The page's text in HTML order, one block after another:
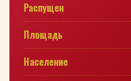
Распущен
Площадь
Население